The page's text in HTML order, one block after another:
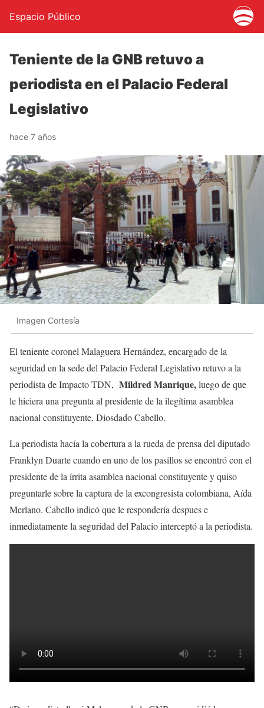
Espacio Público
Teniente de la GNB retuvo a
periodista en el Palacio Federal
Legislativo
hace 7 años
Imagen Cortesía
El teniente coronel Malaguera Hernández, encargado de la
seguridad en la sede del Palacio Federal Legislativo retuvo a la
periodista de Impacto TDN, Mildred Manrique,luego de que
le hiciera una pregunta al presidente de la ilegítima asamblea
nacional constituyente, Diosdado Cabello.
La periodista hacía la cobertura a la rueda de prensa del diputado
Franklyn Duarte cuando en uno de los pasillos se encontró con el
presidente de la írrita asamblea nacional constituyente y quiso
preguntarle sobre la captura de la excongresista colombiana, Aída
Merlano. Cabello indicó que le respondería despues e
inmediatamente la seguridad del Palacio interceptó a la periodista.